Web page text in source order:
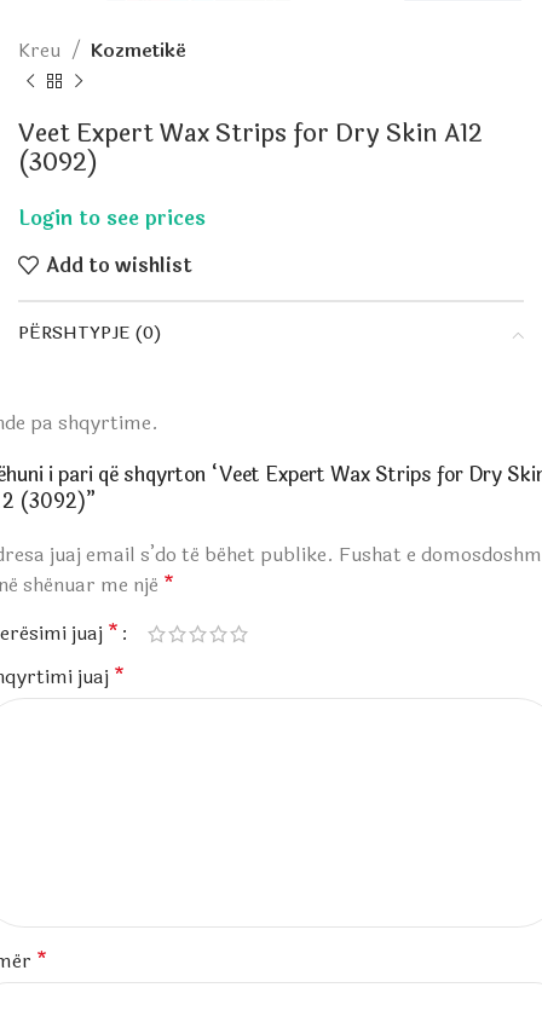
Kreu Kozmetikë
Veet Expert Wax Strips for Dry Skin A12
(3092)
Add to wishlist
PËRSHTYPJE (0)
pa shqyrtime.
i pari që shqyrton “Veet Expert Wax Strips for Dry
(3092)”
juaj email s’do të bëhet publike. Fushat e
shënuar me një *
juaj *
juaj *
*